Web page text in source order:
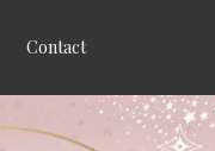
Contact